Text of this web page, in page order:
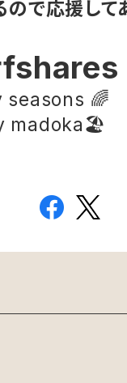
ので応援して
seasons 🌈
madoka🏖